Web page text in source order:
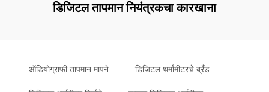
डिजिटल तापमान नियंत्रकचा कारखाना
ऑडियोग्राफी तापमान मापने डिजिटल थर्मामीटरचे ब्रँड